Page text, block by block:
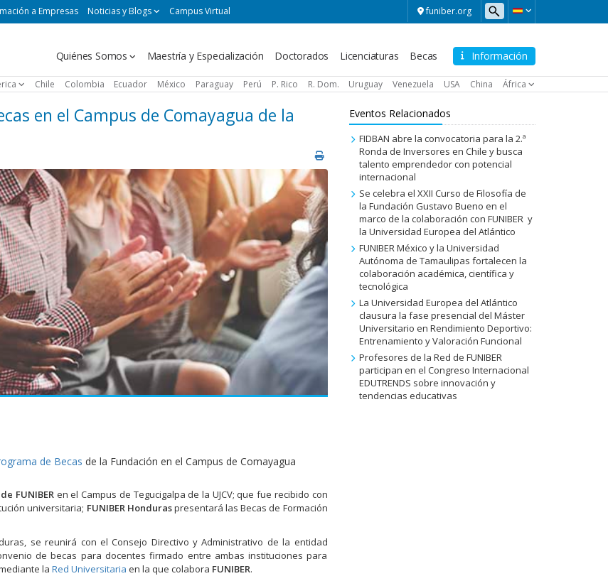
funiber.org
a Empresas Noticias y Blogs Campus Virtual
Información
Navegación
Quiénes Somos Maestría y Especialización Doctorados Licenciaturas Becas
Chile Colombia Ecuador México Paraguay Perú P. Rico R. Dom. Uruguay Venezuela USA China África
en el Campus de Comayagua de la
de Becas de la Fundación en el Campus de Comayagua
FUNIBER en el Campus de Tegucigalpa de la UJCV; que fue recibido con
universitaria; FUNIBER Honduraspresentará las Becas de Formación
se reunirá con el Consejo Directivo y Administrativo de la entidad
de becas para docentes firmado entre ambas instituciones para
la Red Universitaria en la que colabora FUNIBER.
Eventos Relacionados
FIDBAN abre la convocatoria para la 2.ª
Ronda de Inversores en Chile y busca
talento emprendedor con potencial
internacional
Se celebra el XXII Curso de Filosofía de
la Fundación Gustavo Bueno en el
marco de la colaboración con FUNIBER y
la Universidad Europea del Atlántico
FUNIBER México y la Universidad
Autónoma de Tamaulipas fortalecen la
colaboración académica, científica y
tecnológica
La Universidad Europea del Atlántico
clausura la fase presencial del Máster
Universitario en Rendimiento Deportivo:
Entrenamiento y Valoración Funcional
Profesores de la Red de FUNIBER
participan en el Congreso Internacional
EDUTRENDS sobre innovación y
tendencias educativas